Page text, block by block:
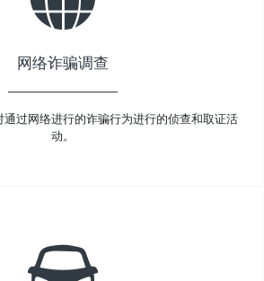
网络诈骗调查
过网络进行的诈骗行为进行的侦查和取证活
动。